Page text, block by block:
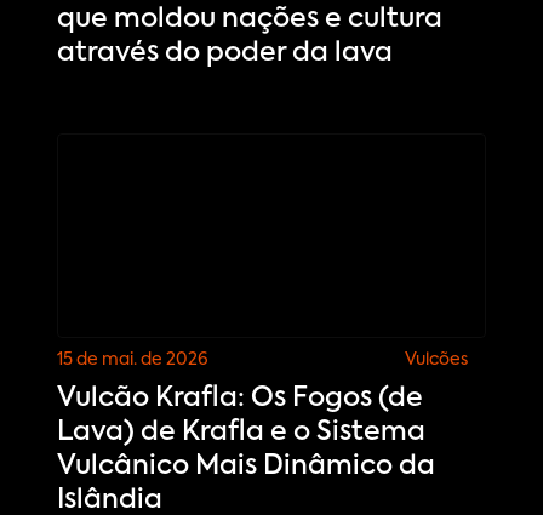
que moldou nações e cultura
através do poder da lava
15 de mai. de 2026 Vulcões
Vulcão Krafla: Os Fogos (de
Lava) de Krafla e o Sistema
Vulcânico Mais Dinâmico da
Islândia